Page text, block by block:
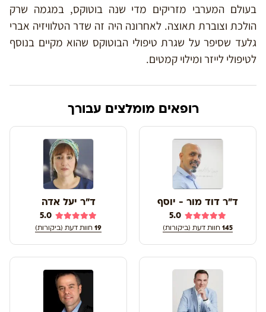
בעולם המערבי מזריקים מדי שנה בוטוקס, במגמה שרק
הולכת וצוברת תאוצה. לאחרונה היה זה שדר הטלוויזיה אברי
גלעד שסיפר על שגרת טיפולי הבוטוקס שהוא מקיים בנוסף
לטיפולי לייזר ומילוי קמטים.
רופאים מומלצים עבורך
ד"ר דוד מור - יוסף
5.0
145 חוות דעת (ביקורות)
ד"ר יעל אדה
5.0
19 חוות דעת (ביקורות)